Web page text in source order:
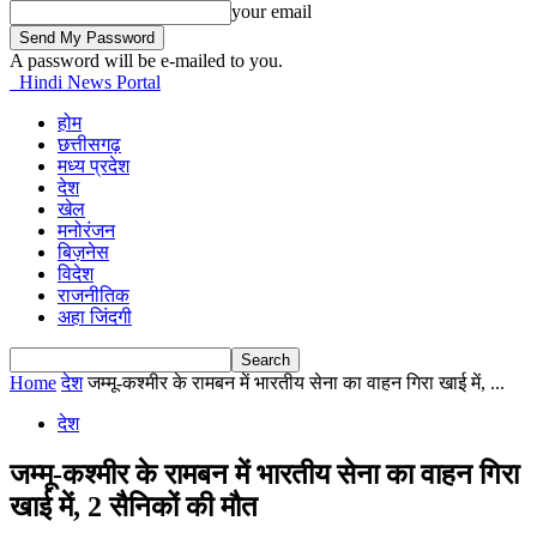
your email
A password will be e-mailed to you.
Hindi News Portal
होम
छत्तीसगढ़
मध्य प्रदेश
देश
खेल
मनोरंजन
बिज़नेस
विदेश
राजनीतिक
अहा जिंदगी
Home देश जम्मू-कश्मीर के रामबन में भारतीय सेना का वाहन गिरा खाई में, ...
देश
जम्मू-कश्मीर के रामबन में भारतीय सेना का वाहन गिरा
खाई में, 2 सैनिकों की मौत